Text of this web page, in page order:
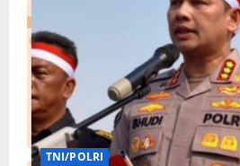
TNI/POLRI